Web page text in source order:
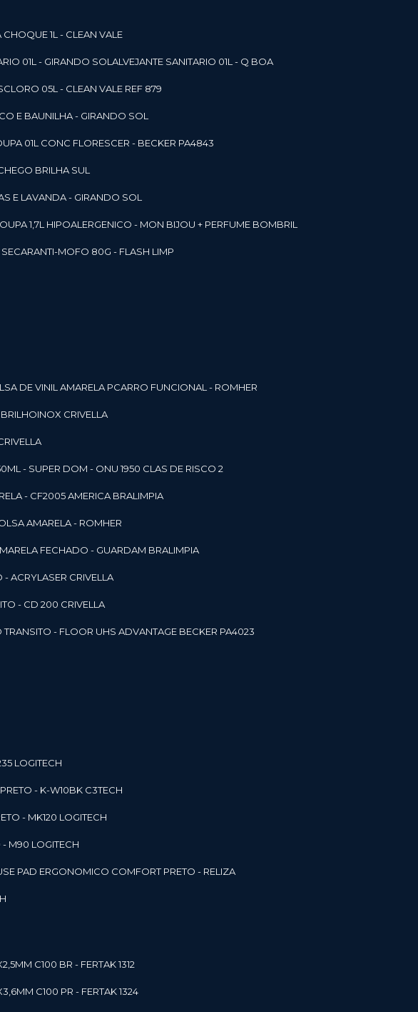
CHOQUE 1L - CLEAN VALE
01L - GIRANDO SOL ALVEJANTE SANITARIO 01L - Q BOA
SCLORO 05L - CLEAN VALE REF 879
E BAUNILHA - GIRANDO SOL
01L CONC FLORESCER - BECKER PA4843
BRILHA SUL
E LAVANDA - GIRANDO SOL
1,7L HIPOALERGENICO - MON BIJOU + PERFUME BOMBRIL
ANTI-MOFO 80G - FLASH LIMP
DE VINIL AMARELA PCARRO FUNCIONAL - ROMHER
BRILHOINOX CRIVELLA
- SUPER DOM - ONU 1950 CLAS DE RISCO 2
- CF2005 AMERICA BRALIMPIA
AMARELA - ROMHER
FECHADO - GUARDAM BRALIMPIA
- ACRYLASER CRIVELLA
- CD 200 CRIVELLA
TRANSITO - FLOOR UHS ADVANTAGE BECKER PA4023
LOGITECH
- K-W10BK C3TECH
- MK120 LOGITECH
- M90 LOGITECH
PAD ERGONOMICO COMFORT PRETO - RELIZA
C100 BR - FERTAK 1312
C100 PR - FERTAK 1324